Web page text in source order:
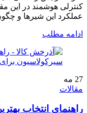
کنترلی هوشمند در این
عملکرد این شیرها و
ادامه مطلب
27 مه
مقالات
راهنمای انتخاب